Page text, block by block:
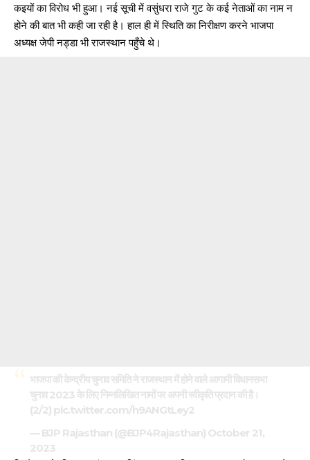
कइयों का विरोध भी हुआ। नई सूची में वसुंधरा राजे गुट के कई नेताओं का नाम न
होने की बात भी कही जा रही है। हाल ही में स्थिति का निरीक्षण करने भाजपा
अध्यक्ष जेपी नड्डा भी राजस्थान पहुँचे थे।
भाजपा की केन्द्रीय चुनाव समिति ने राजस्थान में होने वाले आगामी विधानसभा
चुनाव 2023 के लिए निम्नलिखित नामों पर अपनी स्वीकृति प्रदान की है।
(2/2) pic.twitter.com/h9ANGtLey2
— BJP Rajasthan (@BJP4Rajasthan) October 21,
2023